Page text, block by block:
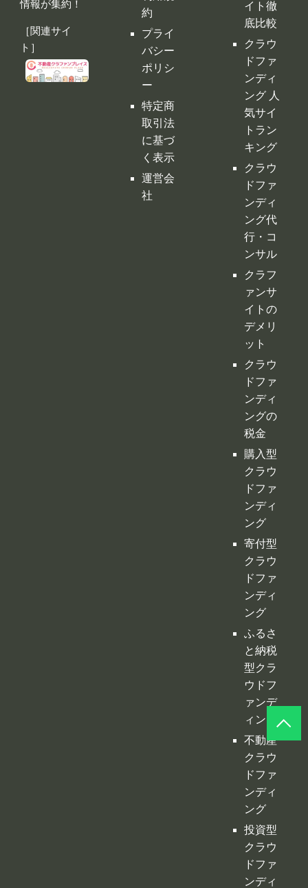
レイスには
全てのクラフ
ァンサイトの
情報が集約！
［関連サイ
お問い
合わせ
利用規
約
プライ
バシー
ポリシ
ー
特定商
取引法
に基づ
ドファ
ンディ
ング サ
イト徹
底比較
クラウ
ドファ
ンディ
ング 人
気サイ
トラン
キング
クラウ
ドファ
ンディ
ング代
行・コ
ンサル
クラフ
ァンサ
イトの
デメリ
ット
クラウ
ドファ
ンディ
ングの
税金
購入型
クラウ
ドファ
ンディ
ング
寄付型
クラウ
ドファ
ンディ
ング
ふるさ
と納税
型クラ
ウドフ
ァンデ
ィング
不動産
クラウ
ドファ
ンディ
ング
投資型